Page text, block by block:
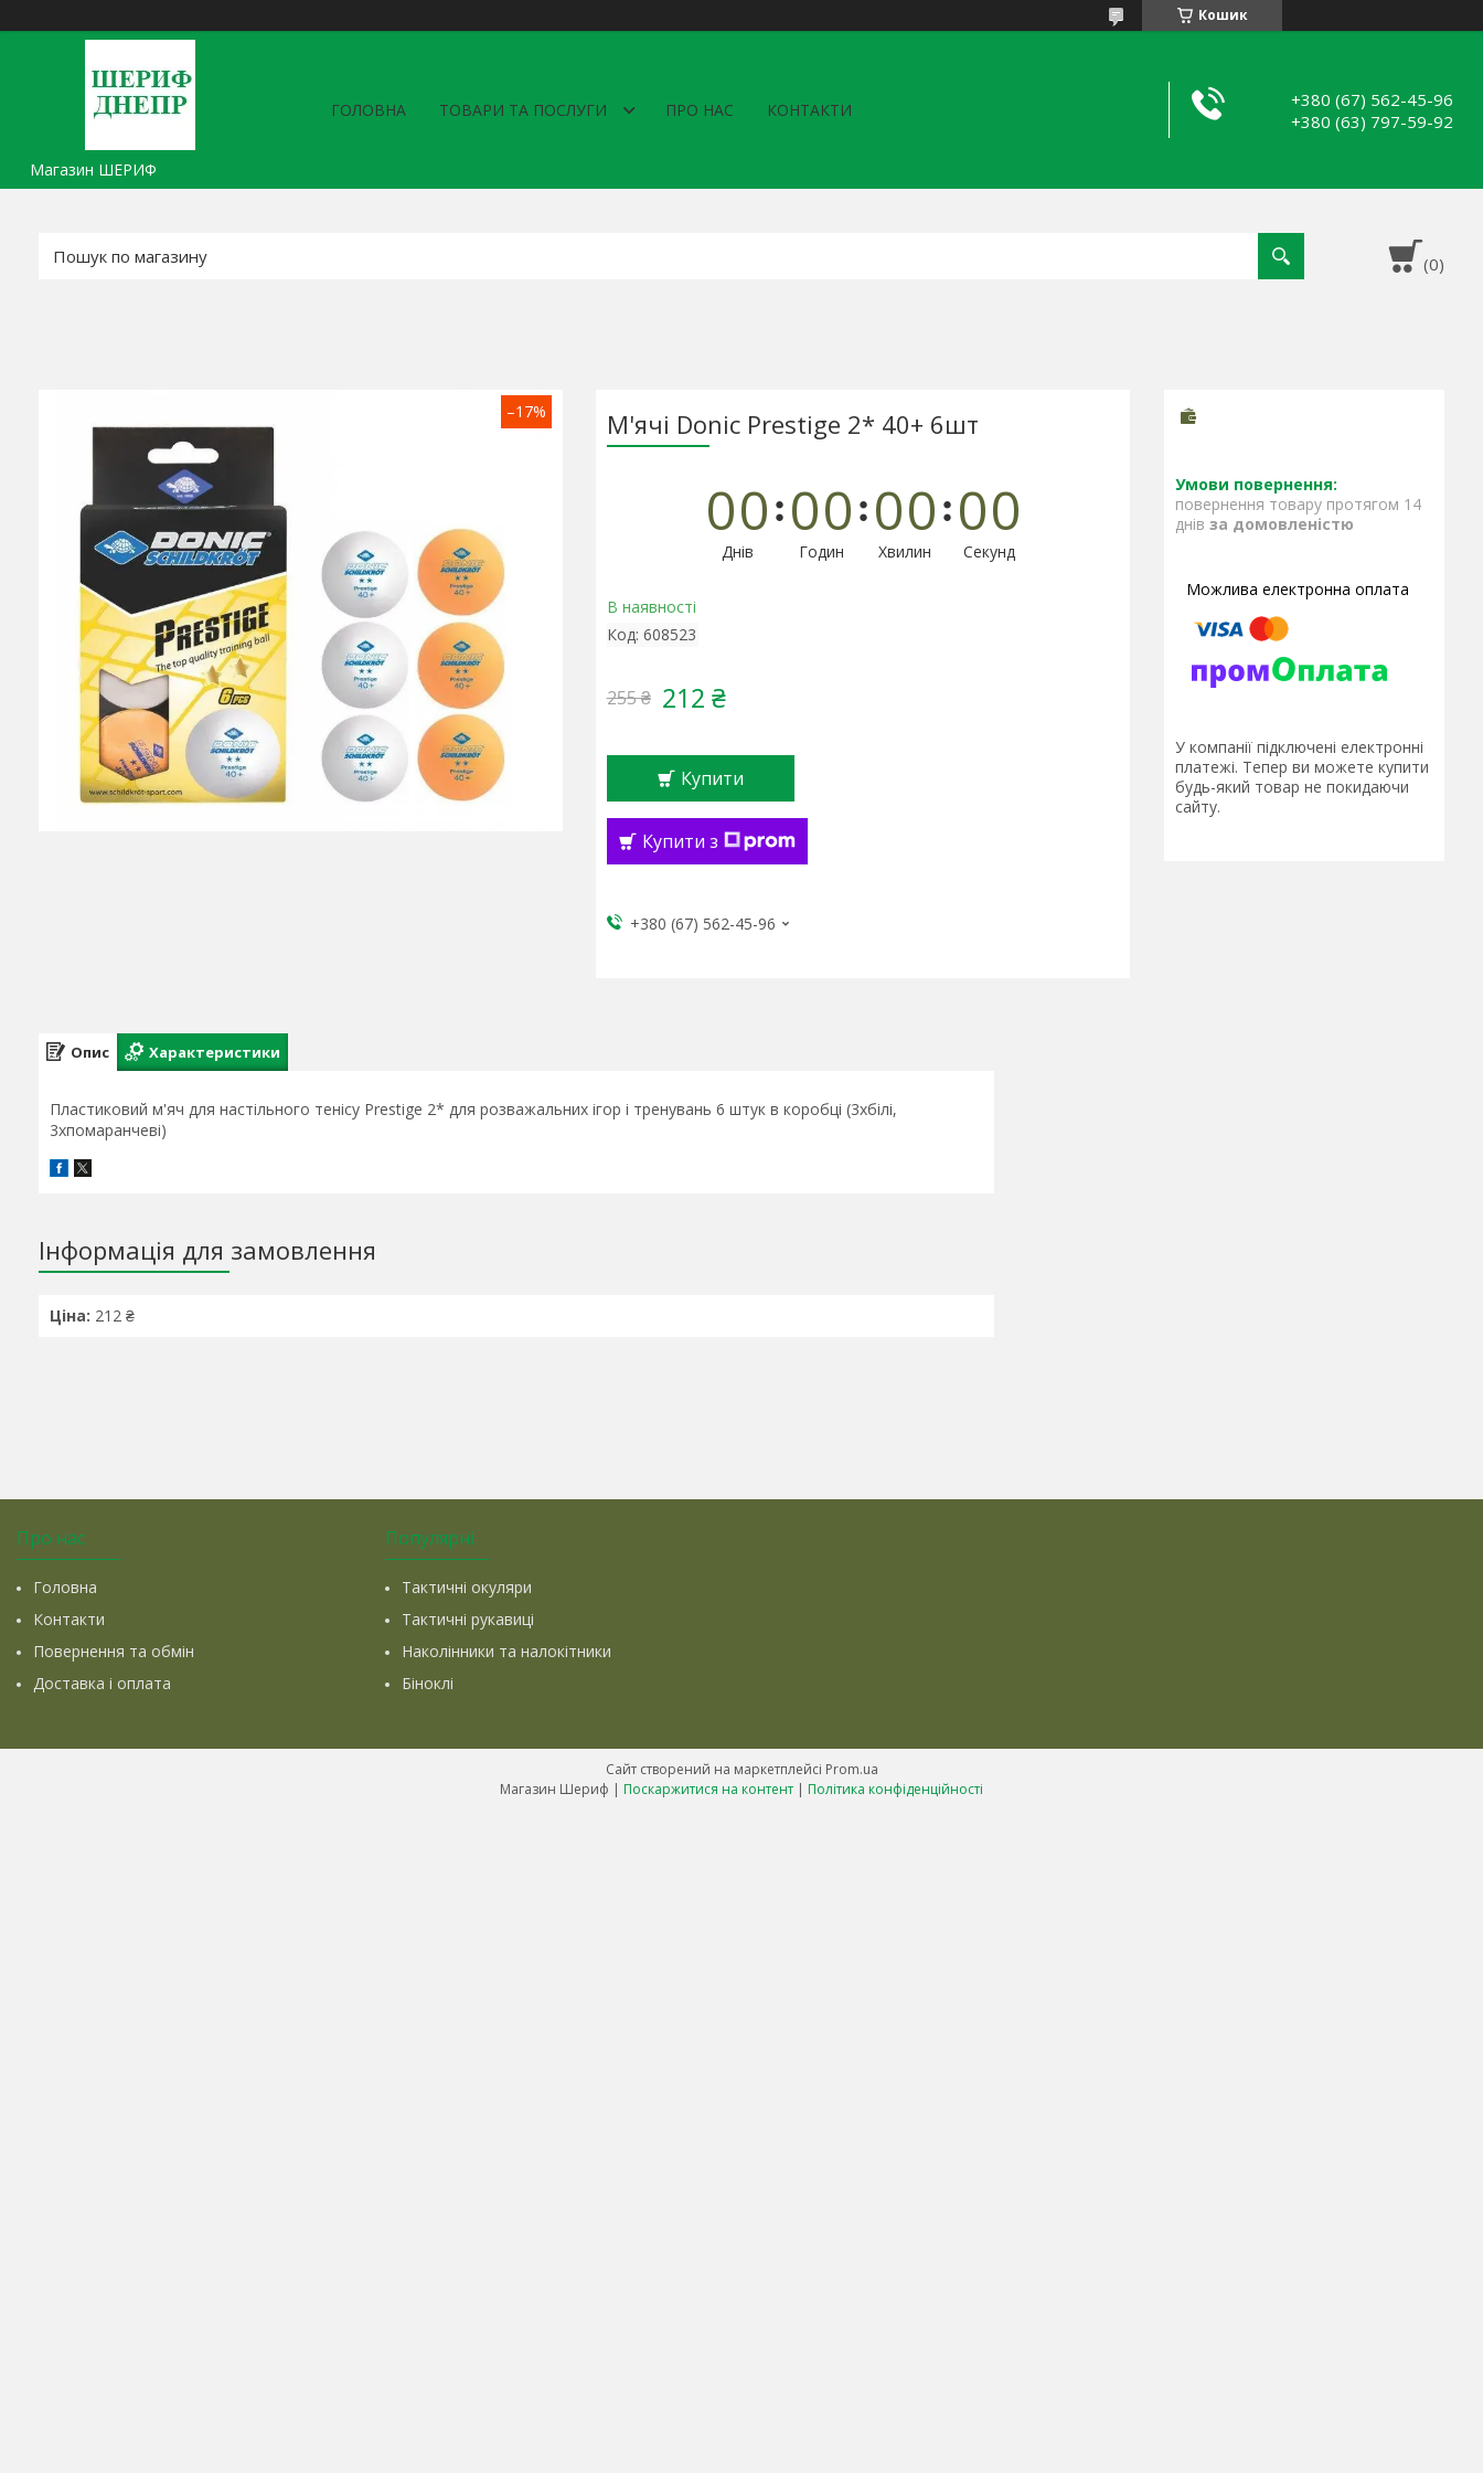
Кошик
Магазин ШЕРИФ
ГОЛОВНА ТОВАРИ ТА ПОСЛУГИ ПРО НАС КОНТАКТИ
+380 (67) 562-45-96
+380 (63) 797-59-92
–17% М'ячі Donic Prestige 2* 40+ 6шт
00
Днів
00
Годин
00
Хвилин
00
Секунд
В наявності
Код: 608523
255 ₴ 212 ₴
Купити
Купити з
+380 (67) 562-45-96
повернення товару протягом 14
днів за домовленістю
У компанії підключені електронні
платежі. Тепер ви можете купити
будь-який товар не покидаючи
сайту.
Опис Характеристики
Пластиковий м'яч для настільного тенісу Prestige 2* для розважальних ігор і тренувань 6 штук в коробці (3хбілі,
3хпомаранчеві)
Інформація для замовлення
Ціна: 212 ₴
Про нас
Головна
Контакти
Повернення та обмін
Доставка і оплата
Популярні
Тактичні окуляри
Тактичні рукавиці
Наколінники та налокітники
Біноклі
Сайт створений на маркетплейсі Prom.ua
Магазин Шериф | Поскаржитися на контент | Політика конфіденційності